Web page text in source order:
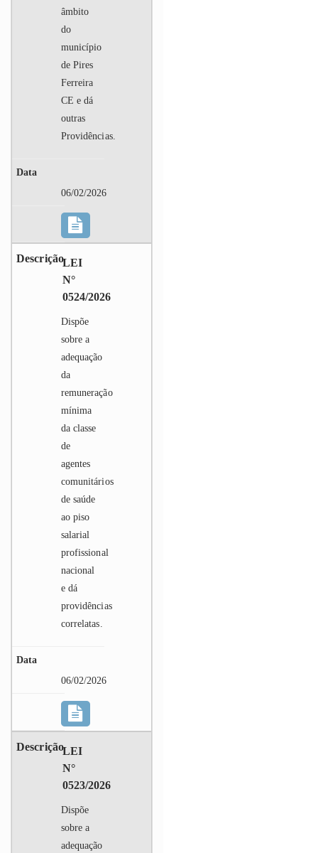
âmbito
do
município
de Pires
Ferreira
CE e dá
outras
Providências.
06/02/2026
LEI
N°
0524/2026
Dispõe
sobre a
adequação
da
remuneração
mínima
da classe
de
agentes
comunitários
de saúde
ao piso
salarial
profissional
nacional
e dá
providências
correlatas.
06/02/2026
LEI
N°
0523/2026
Dispõe
sobre a
adequação